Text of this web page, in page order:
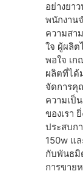
อย่างยา
พนักงาน
ความสา
ใจ ผู้ผลิต
พอใจ เ
ผลิตที่ได้
จัดการคุ
ความเป็
ของเรา
ประสบก
150w แ
กับพันธมิ
การขาย